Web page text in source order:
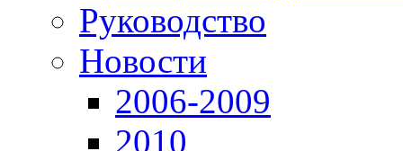
Руководство
Новости
2006-2009
2010